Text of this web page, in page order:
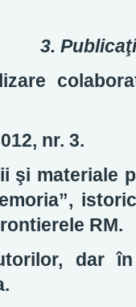
3.
nr. 3.
şi materiale
RM.
dar